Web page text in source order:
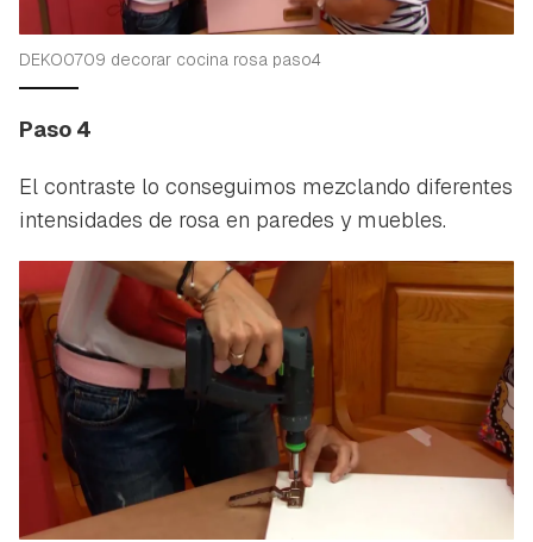
DEKO0709 decorar cocina rosa paso4
Paso 4
El contraste lo conseguimos mezclando diferentes
intensidades de rosa en paredes y muebles.